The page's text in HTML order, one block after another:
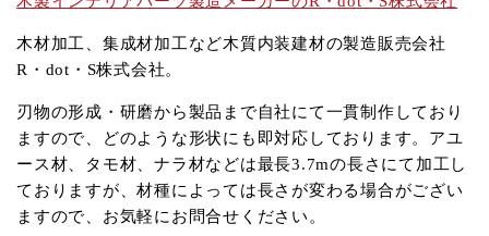
木材加工、集成材加工など木質内装建材の製造販売会社
R・dot・S株式会社。
刃物の形成・研磨から製品まで自社にて一貫制作しており
ますので、どのような形状にも即対応しております。アユ
ース材、タモ材、ナラ材などは最長3.7mの長さにて加工し
ておりますが、材種によっては長さが変わる場合がござい
ますので、お気軽にお問合せください。